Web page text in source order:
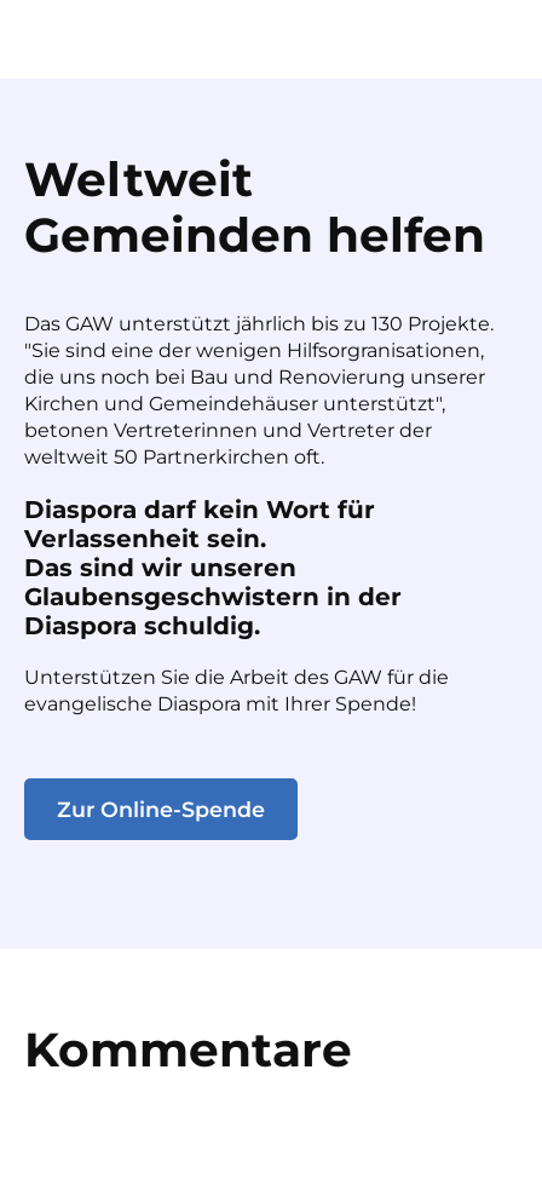
Weltweit
Gemeinden helfen
Das GAW unterstützt jährlich bis zu 130 Projekte.
"Sie sind eine der wenigen Hilfsorgranisationen,
die uns noch bei Bau und Renovierung unserer
Kirchen und Gemeindehäuser unterstützt",
betonen Vertreterinnen und Vertreter der
weltweit 50 Partnerkirchen oft.
Diaspora darf kein Wort für
Verlassenheit sein.
Das sind wir unseren
Glaubensgeschwistern in der
Diaspora schuldig.
Unterstützen Sie die Arbeit des GAW für die
evangelische Diaspora mit Ihrer Spende!
Zur Online-Spende
Kommentare